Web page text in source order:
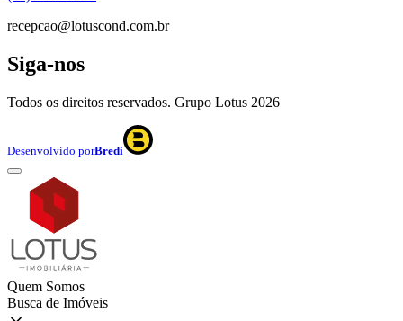
recepcao@lotuscond.com.br
Siga-nos
Todos os direitos reservados. Grupo Lotus 2026
Desenvolvido porBredi
Quem Somos
Busca de Imóveis